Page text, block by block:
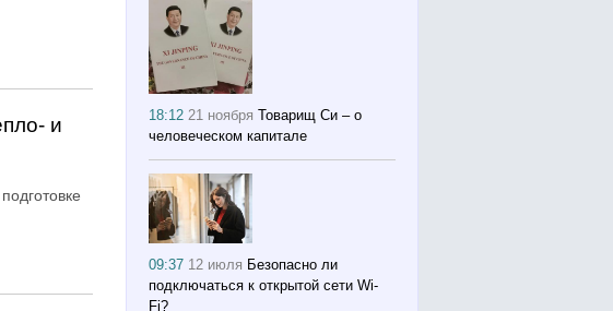
и
18:1221 ноября Товарищ Си – о
человеческом капитале
09:37 12 июля Безопасно ли
подключаться к открытой сети Wi-
Fi?